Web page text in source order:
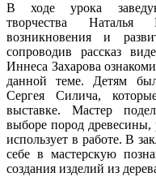
В ходе урока
творчества Наталья
возникновения и
сопроводив рассказ
Иннеса Захарова
данной теме. Детям
Сергея Силича,
выставке. Мастер
выборе пород древесины,
использует в работе. В
себе в мастерскую
создания изделий из